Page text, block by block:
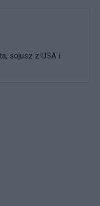
sojusz z USA i